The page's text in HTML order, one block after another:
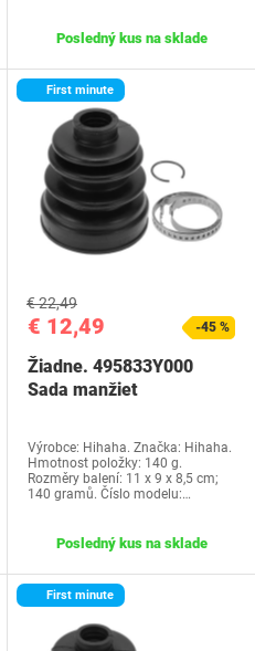
Posledný kus na sklade
First minute
€ 12,49
€ 22,49
-45 %
Žiadne. 495833Y000
Sada manžiet
Výrobce: Hihaha. Značka: Hihaha.
Hmotnost položky: 140 g.
Rozměry balení: 11 x 9 x 8,5 cm;
140 gramů. Číslo modelu:…
Posledný kus na sklade
First minute